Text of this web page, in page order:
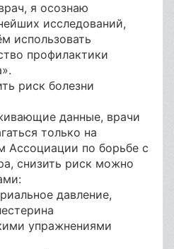
я осознаю
исследований,
использовать
профилактики
риск болезни
данные, врачи
только на
Ассоциации по борьбе с
снизить риск можно
давление,
упражнениями